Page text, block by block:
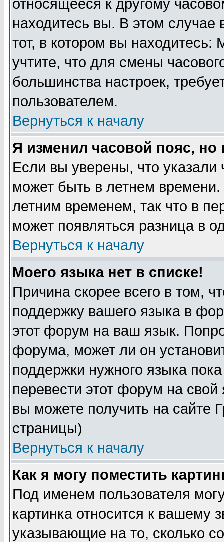
относящееся к другому
находитесь вы. В этом
тот, в котором вы
учтите, что для смены
большинства настроек,
пользователем.
Вернуться к началу
Я изменил часовой пояс,
Если вы уверены, что указали
может быть в летнем
летним временем, так что в
может появляться разница в
Вернуться к началу
Моего языка нет в списке!
Причина скорее всего в том,
поддержку вашего языка в
этот форум на ваш язык.
форума, может ли он
поддержки нужного языка
перевести этот форум на
вы можете получить на сайте
страницы)
Вернуться к началу
Как я могу поместить
Под именем пользователя
картинка относится к вашему
указывающие на то, сколько